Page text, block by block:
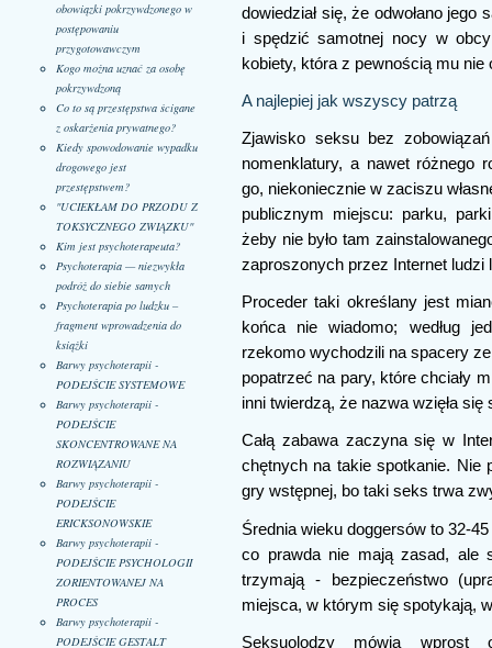
obowiązki pokrzywdzonego w
postępowaniu
przygotowawczym
Kogo można uznać za osobę
pokrzywdzoną
Co to są przestępstwa ścigane
z oskarżenia prywatnego?
Kiedy spowodowanie wypadku
drogowego jest
przestępstwem?
"UCIEKŁAM DO PRZODU Z
TOKSYCZNEGO ZWIĄZKU"
Kim jest psychoterapeuta?
Psychoterapia — niezwykła
podróż do siebie samych
Psychoterapia po ludzku –
fragment wprowadzenia do
książki
Barwy psychoterapii -
PODEJŚCIE SYSTEMOWE
Barwy psychoterapii -
PODEJŚCIE
SKONCENTROWANE NA
ROZWIĄZANIU
Barwy psychoterapii -
PODEJŚCIE
ERICKSONOWSKIE
Barwy psychoterapii -
PODEJŚCIE PSYCHOLOGII
ZORIENTOWANEJ NA
PROCES
Barwy psychoterapii -
PODEJŚCIE GESTALT
dowiedział się, że odwołano
i spędzić samotnej nocy w
kobiety, która z pewnością mu nie
A najlepiej jak wszyscy patrzą
Zjawisko seksu bez
nomenklatury, a nawet różnego
go, niekoniecznie w zaciszu
publicznym miejscu: parku,
żeby nie było tam
zaproszonych przez Internet
Proceder taki określany jest
końca nie wiadomo; według
rzekomo wychodzili na spacery
popatrzeć na pary, które chciały
inni twierdzą, że nazwa wzięła
Całą zabawa zaczyna się w
chętnych na takie spotkanie. Nie
gry wstępnej, bo taki seks trwa
Średnia wieku doggersów to 32-
co prawda nie mają zasad, ale
trzymają - bezpieczeństwo
miejsca, w którym się spotykają,
Seksuolodzy mówią